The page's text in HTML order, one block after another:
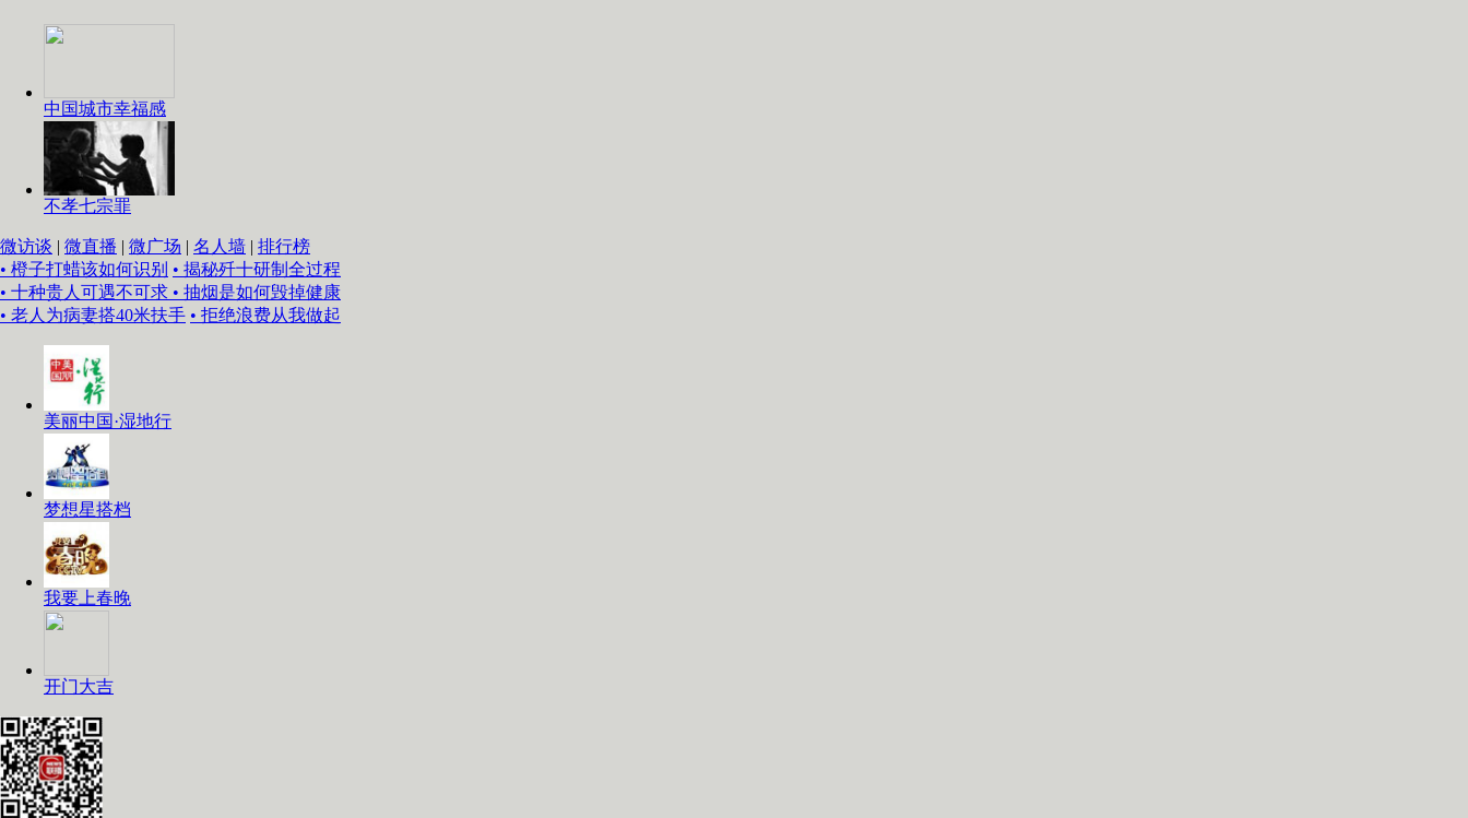
中国城市幸福感
不孝七宗罪
微访谈 | 微直播 | 微广场 | 名人墙 | 排行榜
• 橙子打蜡该如何识别 • 揭秘歼十研制全过程
• 十种贵人可遇不可求 • 抽烟是如何毁掉健康
• 老人为病妻搭40米扶手 • 拒绝浪费从我做起
美丽中国·湿地行
梦想星搭档
我要上春晚
开门大吉